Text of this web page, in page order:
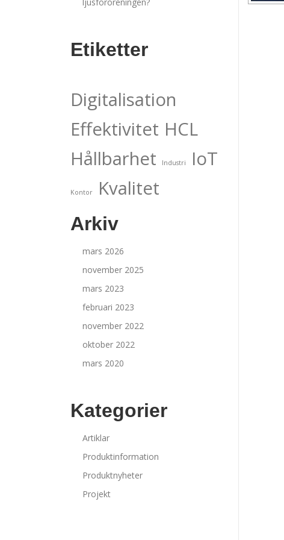
Etiketter
Digitalisation
Effektivitet HCL
Hållbarhet
Industri IoT
Kontor Kvalitet
Arkiv
mars 2026
november 2025
mars 2023
februari 2023
november 2022
oktober 2022
mars 2020
Kategorier
Artiklar
Produktinformation
Produktnyheter
Projekt